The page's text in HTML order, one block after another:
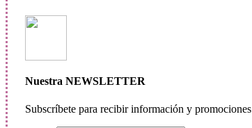
Nuestra NEWSLETTER
Subscríbete para recibir información y promociones